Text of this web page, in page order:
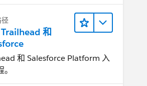
径
和
和 Salesforce Platform 入